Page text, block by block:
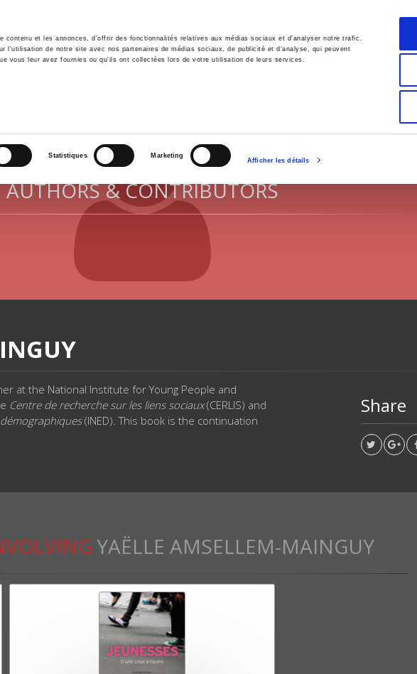
contenu et les annonces, d'offrir des fonctionnalités relatives aux médias sociaux et d'analyser notre trafic.
l'utilisation de notre site avec nos partenaires de médias sociaux, de publicité et d'analyse, qui peuvent
vous leur avez fournies ou qu'ils ont collectées lors de votre utilisation de leurs services.
Statistiques Marketing
Afficher les détails
English
Environment History International Politics
AUTHORS & CONTRIBUTORS
at the National Institute for Young People and
Centre de recherche sur les liens sociaux(CERLIS) and
(INED). This book is the continuation
Share
YAËLLE AMSELLEM-MAINGUY